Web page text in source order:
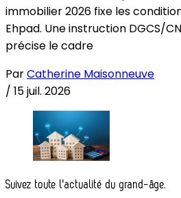
immobilier 2026 fixe les
Ehpad. Une instruction DGCS/
précise le cadre
ParCatherine Maisonneuve
/ 15 juil. 2026
Suivez toute l'actualité du grand-âge.